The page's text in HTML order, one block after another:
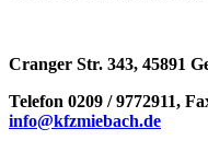
Cranger Str. 343, 45891
Telefon 0209 / 9772911,
info@kfzmiebach.de